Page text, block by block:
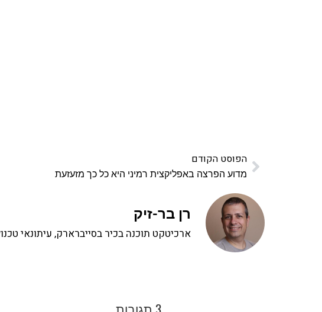
הפוסט הקודם
מדוע הפרצה באפליקצית רמיני היא כל כך מזעזעת
רן בר-זיק
ארכיטקט תוכנה בכיר בסייברארק, עיתונאי